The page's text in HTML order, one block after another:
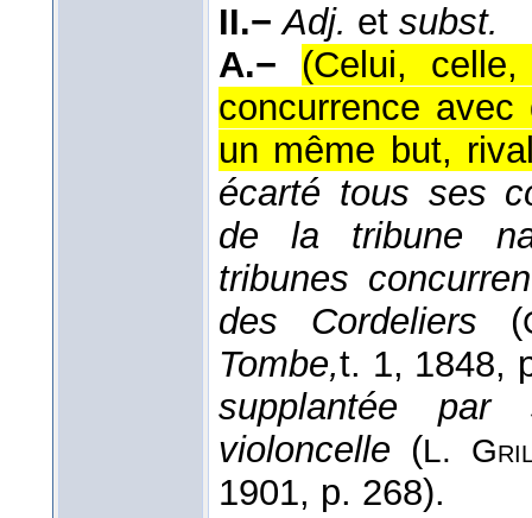
II.− Adj. et subst.
A.−
(Celui,
concurrence
un même but,
écarté tous ses
de la tribune
tribunes
des Cordeliers (
Tombe,t. 1, 1848,
supplantée par
violoncelle (L.
1901, p. 268).